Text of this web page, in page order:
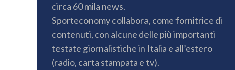
circa 60 mila news.
Sporteconomy collabora, come fornitrice di
contenuti, con alcune delle più importanti
testate giornalistiche in Italia e all’estero
(radio, carta stampata e tv).